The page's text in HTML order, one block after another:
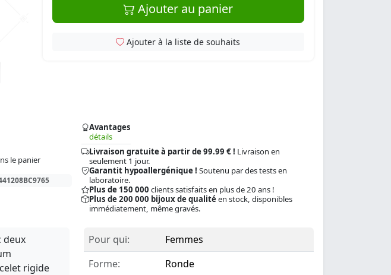
le panier
Avantages
détails
Livraison gratuite à partir de 99.99 € ! Livraison en
seulement 1 jour.
Garantit hypoallergénique ! Soutenu par des tests en
laboratoire.
Plus de 150 000 clients satisfaits en plus de 20 ans !
Plus de 200 000 bijoux de qualitéen stock, disponibles
immédiatement, même gravés.
Ajouter au panier
Ajouter à la liste de souhaits
deux
rigide
Pour qui:
Femmes
Forme:
Ronde